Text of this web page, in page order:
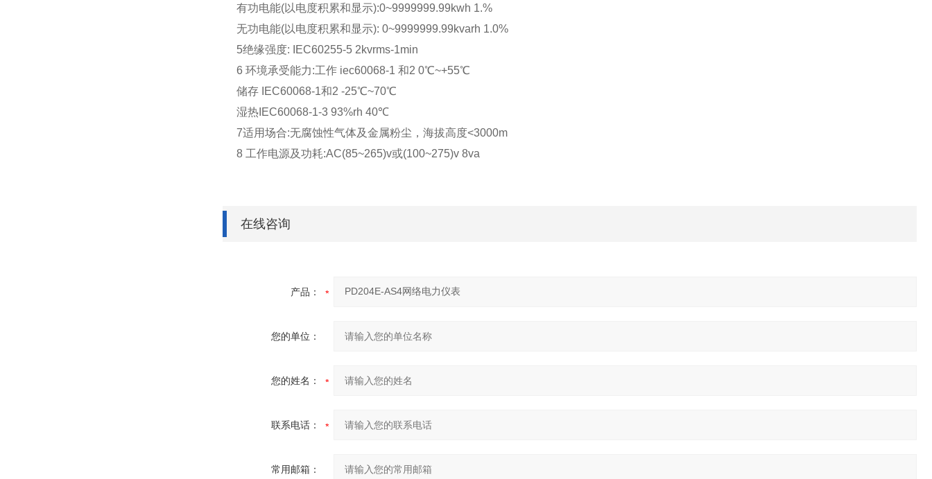
有功电能(以电度积累和显示):0~9999999.99kwh 1.%
无功电能(以电度积累和显示): 0~9999999.99kvarh 1.0%
5绝缘强度: IEC60255-5 2kvrms-1min
6 环境承受能力:工作 iec60068-1 和2 0℃~+55℃
储存 IEC60068-1和2 -25℃~70℃
湿热IEC60068-1-3 93%rh 40℃
7适用场合:无腐蚀性气体及金属粉尘，海拔高度<3000m
8 工作电源及功耗:AC(85~265)v或(100~275)v 8va
在线咨询
产品：
您的单位：
您的姓名：
联系电话：
常用邮箱：